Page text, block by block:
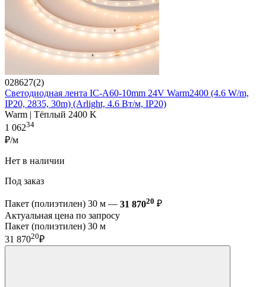
028627(2)
Светодиодная лента IC-A60-10mm 24V Warm2400 (4.6 W/m,
IP20, 2835, 30m) (Arlight, 4.6 Вт/м, IP20)
Warm | Тёплый 2400 K
1 06234
₽/м
Нет в наличии
Под заказ
Пакет (полиэтилен) 30 м — 31 87020 ₽
Актуальная цена по запросу
Пакет (полиэтилен) 30 м
31 87020₽